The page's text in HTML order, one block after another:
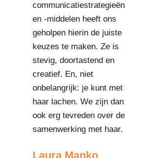
e
r
a
t
i
n
g
O
f
i
c
r
communicatiestrategieën
en -middelen heeft ons
geholpen hierin de juiste
keuzes te maken. Ze is
stevig, doortastend en
creatief. En, niet
onbelangrijk: je kunt met
haar lachen. We zijn dan
ook erg tevreden over de
samenwerking met haar.
Laura Manko